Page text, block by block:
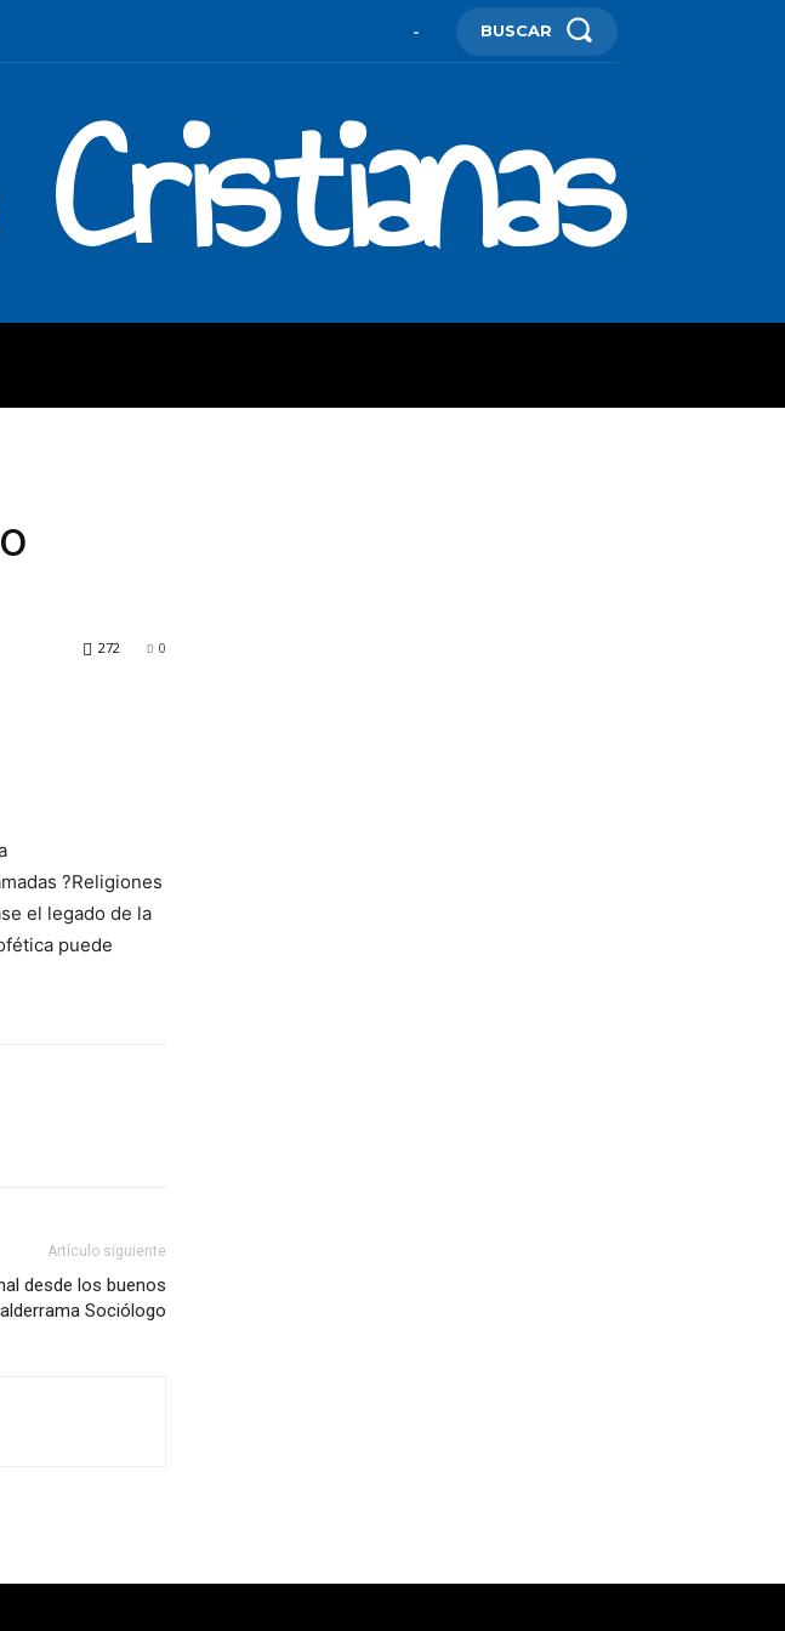
- BUSCAR
0
272
?Religiones
el legado de la
puede
Artículo siguiente
desde los buenos
Sociólogo